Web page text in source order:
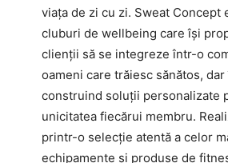
viața de zi cu zi. Sweat Concept
cluburi de wellbeing care își
clienții să se integreze într-o
oameni care trăiesc sănătos,
construind soluții personalizate
unicitatea fiecărui membru.
printr-o selecție atentă a celor
echipamente și produse de